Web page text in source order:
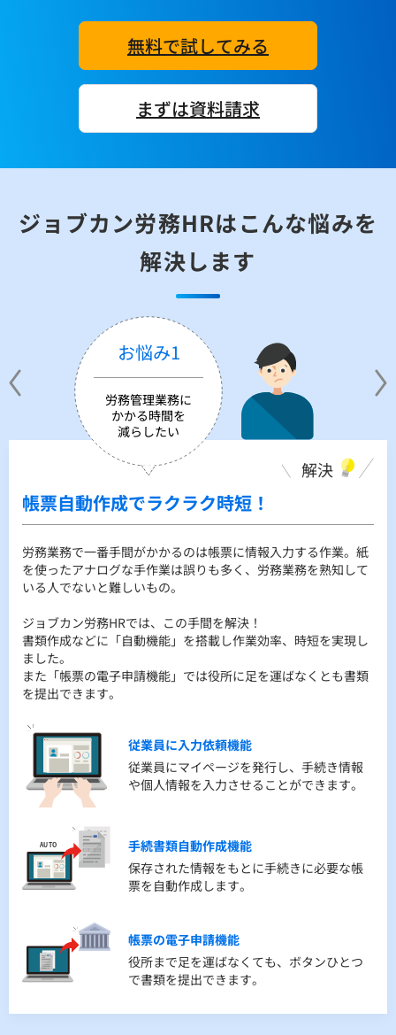
無料で試してみる
まずは資料請求
ジョブカン労務HRはこんな悩みを
解決します
お悩み1
労務管理業務に
かかる時間を
減らしたい
解決
帳票自動作成でラクラク時短！
労務業務で一番手間がかかるのは帳票に情報入力する作業。紙
を使ったアナログな手作業は誤りも多く、労務業務を熟知して
いる人でないと難しいもの。
ジョブカン労務HRでは、この手間を解決！
書類作成などに「自動機能」を搭載し作業効率、時短を実現し
ました。
また「帳票の電子申請機能」では役所に足を運ばなくとも書類
を提出できます。
従業員に入力依頼機能
従業員にマイページを発行し、手続き情報
や個人情報を入力させることができます。
手続書類自動作成機能
保存された情報をもとに手続きに必要な帳
票を自動作成します。
帳票の電子申請機能
役所まで足を運ばなくても、ボタンひとつ
で書類を提出できます。
解決
情報一元管理で欲しい情報がすぐ見つか
る！
Excelや紙管理で情報が散らばっていて、最新情報を確認する手
間がかかる、すぐに見つからない…マイナンバーや個人情報の
セキュリティは大丈夫？...
そんなお悩みを解決します！
従業員情報の管理をスムーズにするために情報一元管理をする
ことで最新状態で保管！いつでも欲しい情報が簡単に見つかり
ます。
人事情報の一元管理
クラウドサーバーに全ての情報を常に最新
人事情報の履歴管理
人事異動履歴、在留資格履歴、手続き情報
セキュリティ対策
SSL、DB暗号化、IP制限、操作履歴等多様
な機能で大切な情報をお守りします。
解決
書類の進捗管理、提出手続きご案内しま
す！
労務経験が足りなくていつどこに何の書類を出したらいいかわ
からない…
各手続きの進捗が把握できない…専門家に相談したい…
ジョブカン労務HRで全部解決します！
ToDoリスト機能でいつ、どこに、何の書類を提出したら良いか
をご案内します。
さらに各手続きの進捗状況が一目で把握できる機能に、安心サ
だけます。
ToDoリスト機能
ToDoリスト化されることで次の作業を滞り
なく進めることができます。
なってしまった手続きも、同時に複数の手
続きを進めていても、進捗状況をすぐに確
認できます。